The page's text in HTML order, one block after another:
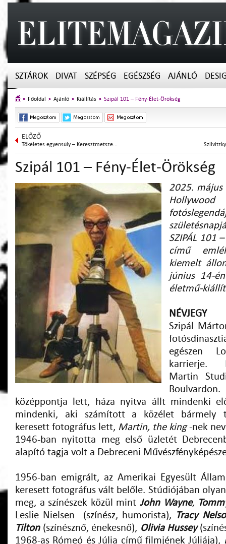
SZTÁROK DIVAT SZÉPSÉG EGÉSZSÉG AJÁNLÓ
Főoldal Ajánló Kiállítás Szipál 101 – Fény-Élet-Örökség
ELŐZŐ
Tökéletes egyensúly – Keresztmetsze...
Szipál 101 – Fény-Élet-Örökség
2025.
SZIPÁL 101
című
kiemelt
június 14-
életmű-
NÉVJEGY
Szipál
egészen
karrierje.
Martin
középpontja lett, háza nyitva állt mindenki
mindenki, aki számított a közélet bármely
keresett fotográfus lett, Martin, the king-nek
1946-ban nyitotta meg első üzletét
alapító tagja volt a Debreceni
1956-ban emigrált, az Amerikai Egyesült
keresett fotográfus vált belőle. Stúdiójában
meg, a színészek közül mint John Wayne,
Leslie Nielsen
(színész, humorista), Tracy
Tilton(színésznő, énekesnő), Olivia Hussey
1968-as Rómeó és Júlia című filmjének Júliája),